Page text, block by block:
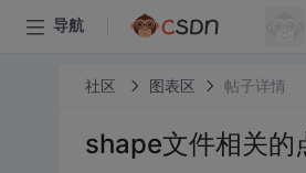
导航
社区 图表区 帖子详情
shape文件相关的